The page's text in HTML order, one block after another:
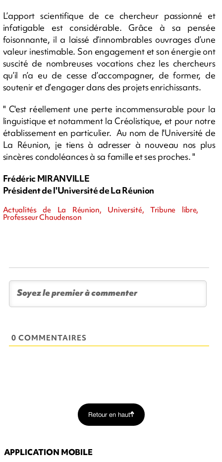
L’apport scientifique de ce chercheur passionné et
infatigable est considérable. Grâce à sa pensée
foisonnante, il a laissé d’innombrables ouvrages d’une
valeur inestimable. Son engagement et son énergie ont
suscité de nombreuses vocations chez les chercheurs
qu’il n’a eu de cesse d’accompagner, de former, de
soutenir et d’engager dans des projets enrichissants.
" C'est réellement une perte incommensurable pour la
linguistique et notamment la Créolistique, et pour notre
établissement en particulier. Au nom de l'Université de
La Réunion, je tiens à adresser à nouveau nos plus
sincères condoléances à sa famille et ses proches. "
Frédéric MIRANVILLE
Président de l'Université de La Réunion
Actualités de La Réunion, Université, Tribune libre,
Professeur Chaudenson
0 COMMENTAIRES
Retour en haut
APPLICATION MOBILE